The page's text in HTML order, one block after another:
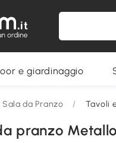
e giardinaggio
Sala da Pranzo / Tavoli
pranzo Metallo